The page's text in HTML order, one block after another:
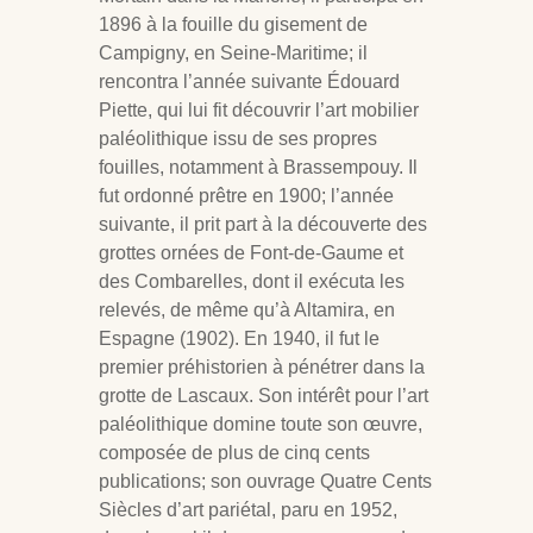
1896 à la fouille du gisement de
Campigny, en Seine-Maritime; il
rencontra l’année suivante Édouard
Piette, qui lui fit découvrir l’art mobilier
paléolithique issu de ses propres
fouilles, notamment à Brassempouy. Il
fut ordonné prêtre en 1900; l’année
suivante, il prit part à la découverte des
grottes ornées de Font-de-Gaume et
des Combarelles, dont il exécuta les
relevés, de même qu’à Altamira, en
Espagne (1902). En 1940, il fut le
premier préhistorien à pénétrer dans la
grotte de Lascaux. Son intérêt pour l’art
paléolithique domine toute son œuvre,
composée de plus de cinq cents
publications; son ouvrage Quatre Cents
Siècles d’art pariétal, paru en 1952,